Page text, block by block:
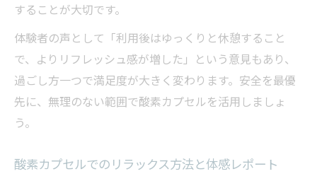
することが大切です。
体験者の声として「利用後はゆっくりと休憩すること
で、よりリフレッシュ感が増した」という意見もあり、
過ごし方一つで満足度が大きく変わります。安全を最優
先に、無理のない範囲で酸素カプセルを活用しましょ
う。
酸素カプセルでのリラックス方法と体感レポート